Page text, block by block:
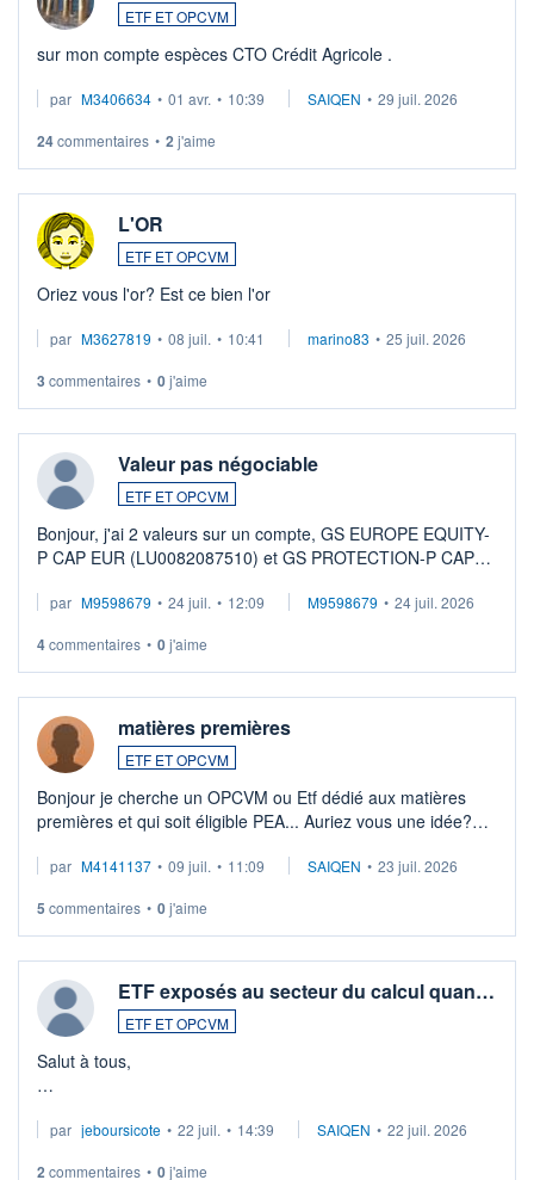
ETF ET OPCVM
sur mon compte espèces CTO Crédit Agricole .
par M3406634 • 01 avr. • 10:39 SAIQEN • 29 juil. 2026
24commentaires • 2 j'aime
L'OR
ETF ET OPCVM
Oriez vous l'or? Est ce bien l'or
par M3627819 • 08 juil. • 10:41 marino83 • 25 juil. 2026
3 commentaires • 0j'aime
Valeur pas négociable
ETF ET OPCVM
Bonjour, j'ai 2 valeurs sur un compte, GS EUROPE EQUITY-
P CAP EUR (LU0082087510) et GS PROTECTION-P CAP
veux procéder à la vente, on me signale ...
par M9598679 • 24 juil. • 12:09 M9598679 • 24 juil. 2026
4commentaires • 0j'aime
matières premières
ETF ET OPCVM
Bonjour je cherche un OPCVM ou Etf dédié aux matières
premières et qui soit éligible PEA... Auriez vous une idée?
par M4141137 • 09 juil. • 11:09 SAIQEN • 23 juil. 2026
5 commentaires • 0j'aime
ETF exposés au secteur du calcul quan…
ETF ET OPCVM
Salut à tous,
via un ETF plutôt que des actions individuelles.
par jeboursicote • 22 juil. • 14:39 SAIQEN • 22 juil. 2026
2 commentaires • 0j'aime